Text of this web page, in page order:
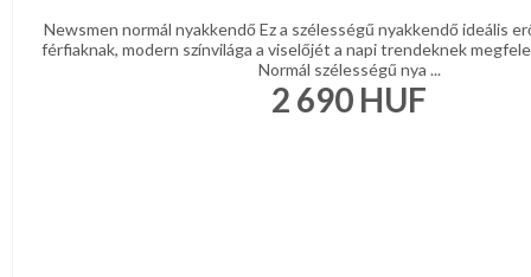
Newsmen normál nyakkendő Ez a szélességű nyakkendő ideális
férfiaknak, modern színvilága a viselőjét a napi trendeknek
Normál szélességű nya ...
2 690 HUF